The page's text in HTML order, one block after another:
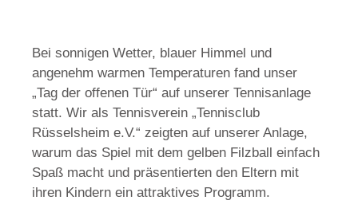
Bei sonnigen Wetter, blauer Himmel und
angenehm warmen Temperaturen fand unser
„Tag der offenen Tür“ auf unserer Tennisanlage
statt. Wir als Tennisverein „Tennisclub
Rüsselsheim e.V.“ zeigten auf unserer Anlage,
warum das Spiel mit dem gelben Filzball einfach
Spaß macht und präsentierten den Eltern mit
ihren Kindern ein attraktives Programm.